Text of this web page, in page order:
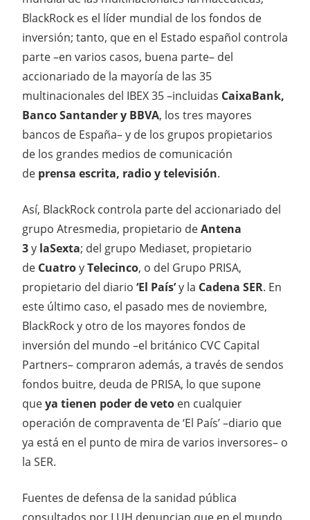
BlackRock es el líder mundial de los fondos de
inversión; tanto, que en el Estado español controla
parte –en varios casos, buena parte– del
accionariado de la mayoría de las 35
multinacionales del IBEX 35 –incluidas CaixaBank,
Banco Santander y BBVA, los tres mayores
bancos de España– y de los grupos propietarios
de los grandes medios de comunicación
de prensa escrita, radio y televisión.
Así, BlackRock controla parte del accionariado del
grupo Atresmedia, propietario deAntena
3y laSexta; del grupo Mediaset, propietario
de CuatroyTelecinco, o del Grupo PRISA,
propietario del diario ‘El País’y la Cadena SER. En
este último caso, el pasado mes de noviembre,
BlackRock y otro de los mayores fondos de
inversión del mundo –el británico CVC Capital
Partners– compraron además, a través de sendos
fondos buitre, deuda de PRISA, lo que supone
queya tienen poder de veto en cualquier
operación de compraventa de ‘El País’ –diario que
ya está en el punto de mira de varios inversores– o
la SER.
Fuentes de defensa de la sanidad pública